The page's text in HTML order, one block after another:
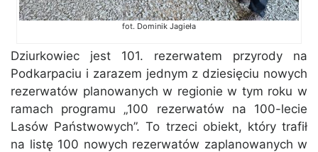
fot. Dominik Jagieła
Dziurkowiec jest 101. rezerwatem przyrody na
Podkarpaciu i zarazem jednym z dziesięciu nowych
rezerwatów planowanych w regionie w tym roku w
ramach programu „100 rezerwatów na 100-lecie
Lasów Państwowych”. To trzeci obiekt, który trafił
na listę 100 nowych rezerwatów zaplanowanych w